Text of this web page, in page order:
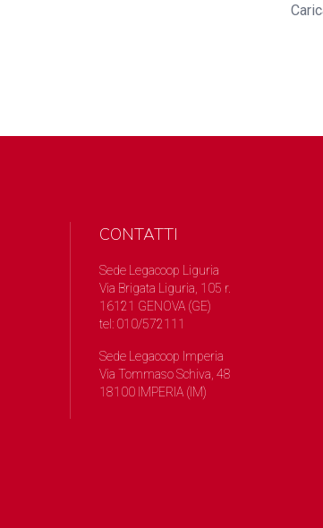
CONTATTI
Sede Legacoop Liguria
Via Brigata Liguria, 105 r.
16121 GENOVA (GE)
tel: 010/572111
Sede Legacoop Imperia
Via Tommaso Schiva, 48
18100 IMPERIA (IM)